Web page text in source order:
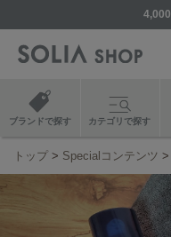
ブランドで探す カテゴリで探す
トップ Specialコンテンツ